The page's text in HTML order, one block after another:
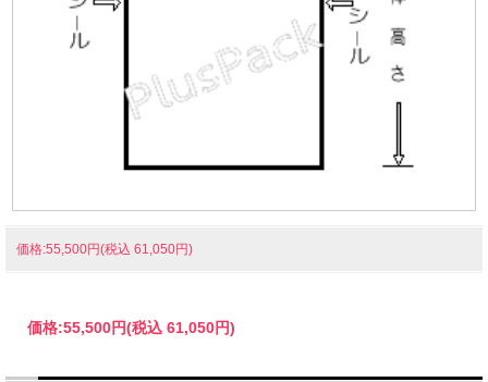
価格:55,500円(税込 61,050円)
価格:55,500円(税込 61,050円)